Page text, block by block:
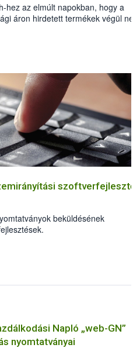
hez az elmúlt napokban, hogy a
áron hirdetett termékek végül nem
felhívja a figyelmet, hogy ne
illetve semmiképp se utaljanak
MKB Banknál vezetett
beküldésének
Napló „web-GN”
nyomtatványai